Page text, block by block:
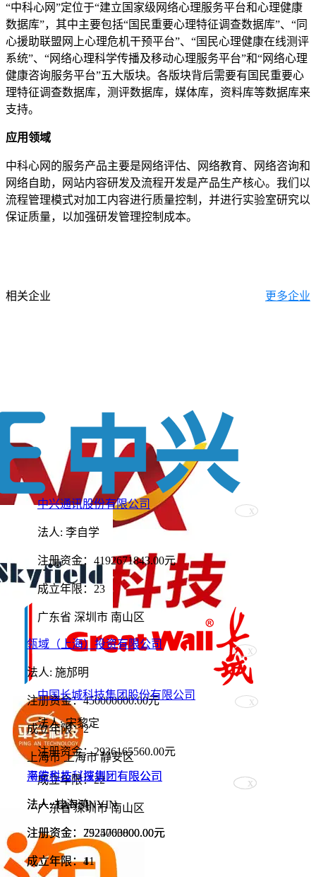
“中科心网”定位于“建立国家级网络心理服务平台和心理健康
数据库”，其中主要包括“国民重要心理特征调查数据库”、“同
心援助联盟网上心理危机干预平台”、“国民心理健康在线测评
系统”、“网络心理科学传播及移动心理服务平台”和“网络心理
健康咨询服务平台”五大版块。各版块背后需要有国民重要心
理特征调查数据库，测评数据库，媒体库，资料库等数据库来
支持。
应用领域
中科心网的服务产品主要是网络评估、网络教育、网络咨询和
网络自助，网站内容研发及流程开发是产品生产核心。我们以
流程管理模式对加工内容进行质量控制，并进行实验室研究以
保证质量，以加强研发管理控制成本。
相关企业 更多企业
海航生态科技集团有限公司
法人: 桂海鸿
注册资金：7525000000.00元
成立年限：4
中兴通讯股份有限公司
法人: 李自学
注册资金：4192671843.00元
成立年限：23
广东省 深圳市 南山区
瓴域（上海）投资有限公司
法人: 施邡明
注册资金：450000000.00元
成立年限：2
上海市 上海市 静安区
中国长城科技集团股份有限公司
法人: 宋黎定
注册资金：2936165560.00元
成立年限：22
广东省 深圳市 南山区
平安科技（深圳）有限公司
法人: TANSINYIN
注册资金：2924763800.00元
成立年限：11